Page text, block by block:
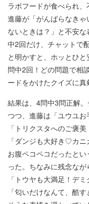
ラボフードが食べられ、
進藤が「がんばらなき
ないときは？」と不安
中2回だけ、チャットで
と明かすと、ホッとひ
問中2回！どの問題で相
ードをかけたクイズに真
結果は、4問中3問正解
つつ、進藤は「ユウユ
「トリクスタへのご褒
「ダンジも大好き♡カニ
お腹ペコペコだったと
った。ちなみに残念な
「トウヤも大満足！デ
「匂いだけなんて、酷